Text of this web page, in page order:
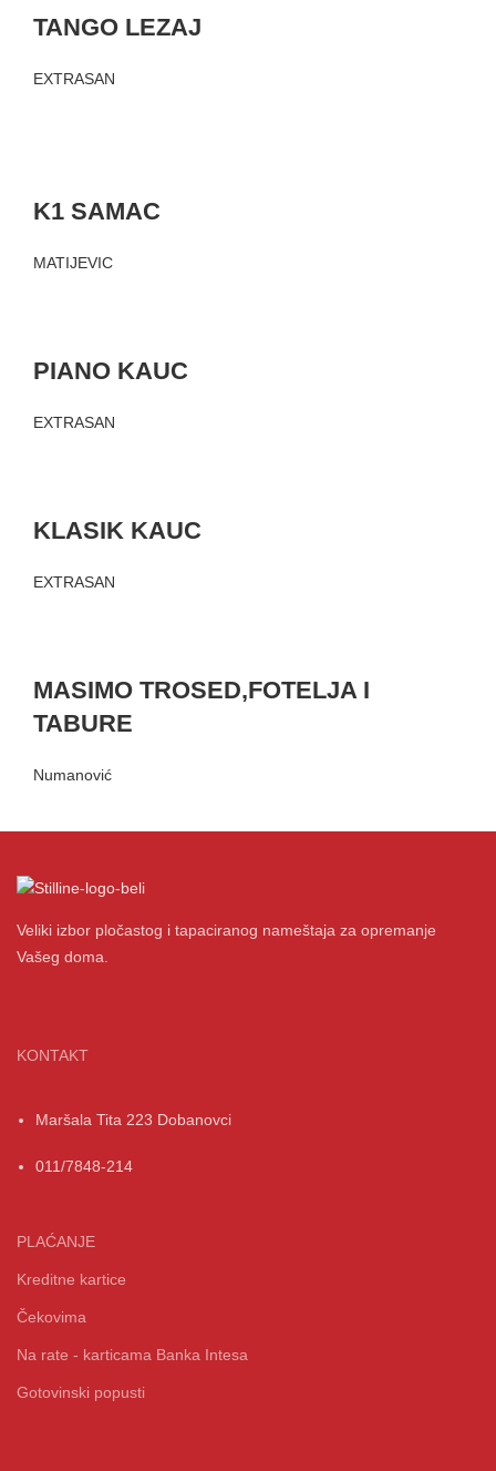
TANGO LEZAJ
EXTRASAN
K1 SAMAC
MATIJEVIC
PIANO KAUC
EXTRASAN
KLASIK KAUC
EXTRASAN
MASIMO TROSED,FOTELJA I
TABURE
Numanović
Veliki izbor pločastog i tapaciranog nameštaja za opremanje
Vašeg doma.
KONTAKT
Maršala Tita 223 Dobanovci
011/7848-214
PLAĆANJE
Kreditne kartice
Čekovima
Na rate - karticama Banka Intesa
Gotovinski popusti